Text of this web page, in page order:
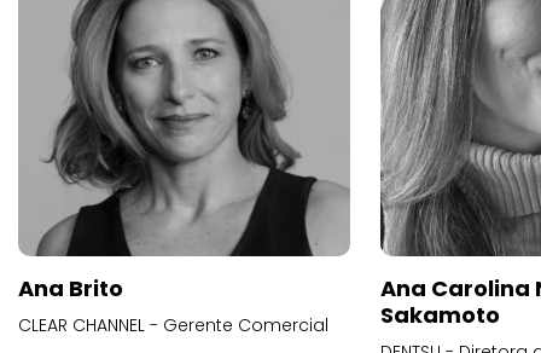
Ana Brito
CLEAR CHANNEL - Gerente Comercial
Ana Carolina
Sakamoto